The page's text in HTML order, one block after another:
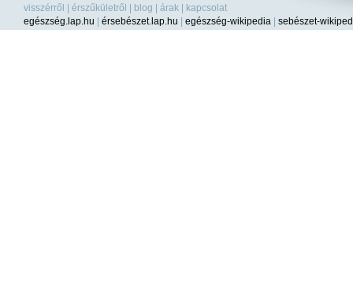
visszérről érszűkületről blog árak
kapcsolat
egészség.lap.hu
érsebészet.lap.hu egészség-wikipedia sebészet-